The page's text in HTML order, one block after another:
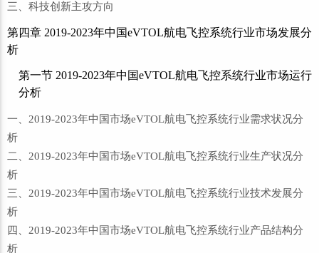
三、科技创新主攻方向
第四章 2019-2023年中国eVTOL航电飞控系统行业市场发展分
析
第一节 2019-2023年中国eVTOL航电飞控系统行业市场运行
分析
一、2019-2023年中国市场eVTOL航电飞控系统行业需求状况分
析
二、2019-2023年中国市场eVTOL航电飞控系统行业生产状况分
析
三、2019-2023年中国市场eVTOL航电飞控系统行业技术发展分
析
四、2019-2023年中国市场eVTOL航电飞控系统行业产品结构分
析